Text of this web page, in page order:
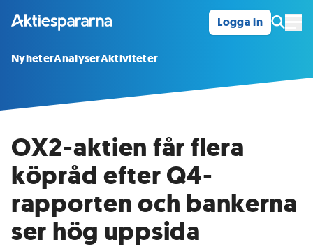
Logga in
NyheterAnalyserAktiviteter
OX2-aktien får flera
köpråd efter Q4-
rapporten och bankerna
ser hög uppsida